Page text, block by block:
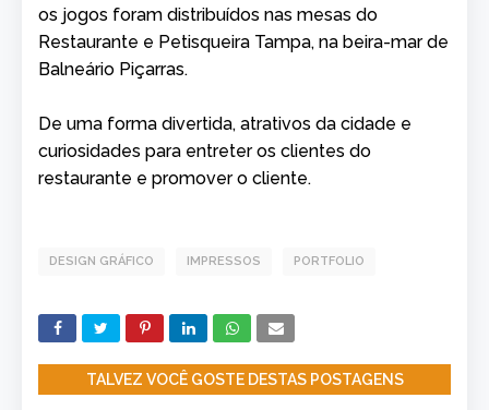
os jogos foram distribuídos nas mesas do
Restaurante e Petisqueira Tampa, na beira-mar de
Balneário Piçarras.
De uma forma divertida, atrativos da cidade e
curiosidades para entreter os clientes do
restaurante e promover o cliente.
DESIGN GRÁFICO IMPRESSOS PORTFOLIO
TALVEZ VOCÊ GOSTE DESTAS POSTAGENS